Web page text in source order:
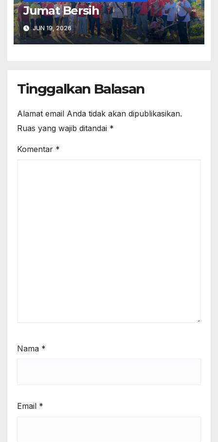
Jumat Bersih
JUN 19, 2026
Tinggalkan Balasan
Alamat email Anda tidak akan dipublikasikan.
Ruas yang wajib ditandai *
Komentar *
Nama *
Email *